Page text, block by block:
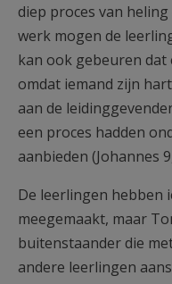
diep proces van
werk mogen de
kan ook gebeuren dat
omdat iemand zijn
aan de
een proces hadden
aanbieden (Johannes
De leerlingen hebben
meegemaakt, maar
buitenstaander die
andere leerlingen